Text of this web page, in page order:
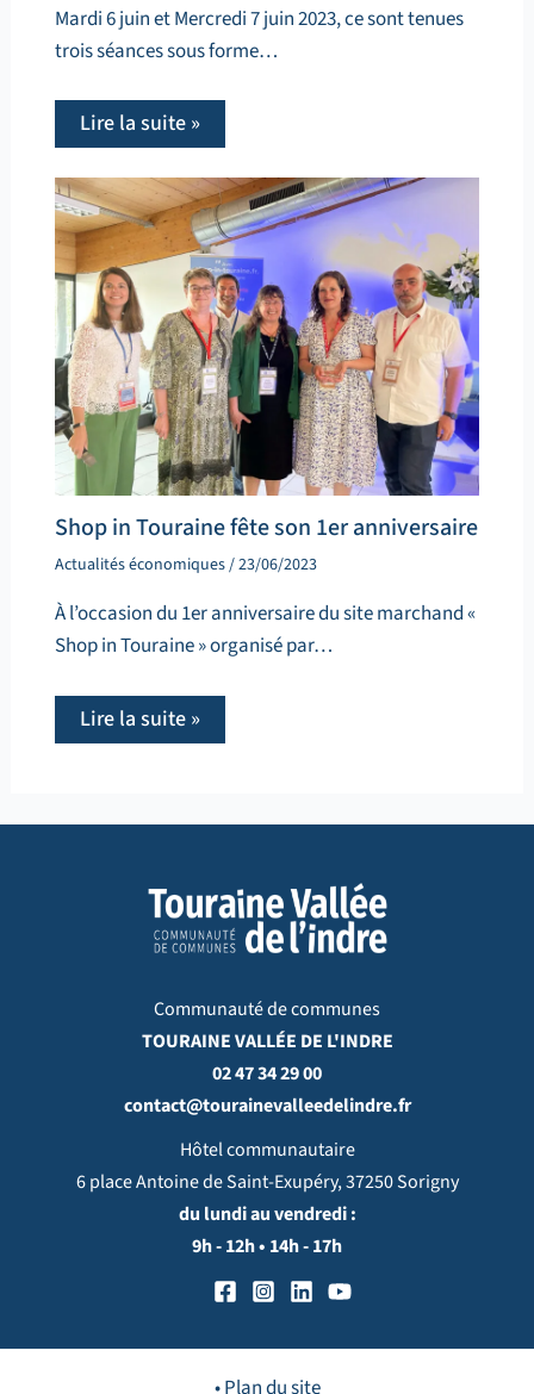
Mardi 6 juin et Mercredi 7 juin 2023, ce sont tenues
trois séances sous forme…
Lire la suite »
Shop in Touraine fête son 1er anniversaire
Actualités économiques/23/06/2023
À l’occasion du 1er anniversaire du site marchand «
Shop in Touraine » organisé par…
Lire la suite »
Communauté de communes
TOURAINE VALLÉE DE L'INDRE
02 47 34 29 00
contact@tourainevalleedelindre.fr
Hôtel communautaire
6 place Antoine de Saint-Exupéry, 37250 Sorigny
du lundi au vendredi :
9h - 12h • 14h - 17h
• Plan du site